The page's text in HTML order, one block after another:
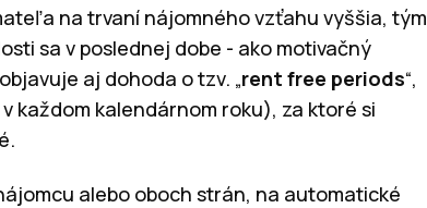
na trvaní nájomného vzťahu vyššia, tým
sa v poslednej dobe - ako motivačný
aj dohoda o tzv. „rent free periods“,
každom kalendárnom roku), za ktoré si
alebo oboch strán, na automatické